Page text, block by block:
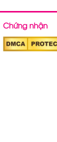
Chứng nhận